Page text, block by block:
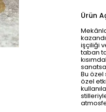
Ürün
işçiliği
taban
Bu özel
özel